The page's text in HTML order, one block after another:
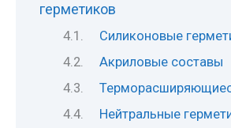
герметиков
Силиконовые
Акриловые составы
Нейтральные